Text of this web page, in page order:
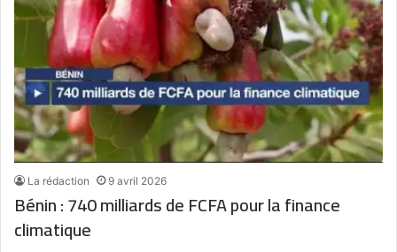
La rédaction 9 avril 2026
Bénin : 740 milliards de FCFA pour la finance
climatique